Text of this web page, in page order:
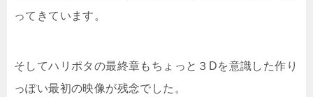
ってきています。
そしてハリポタの最終章もちょっと３Dを意識した作り
っぽい最初の映像が残念でした。